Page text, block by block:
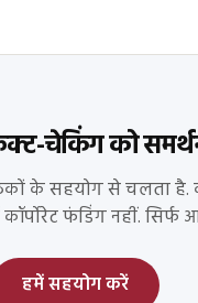
चेकिंग को
के सहयोग से चलता है.
फंडिंग नहीं. सिर्फ
हमें सहयोग करें